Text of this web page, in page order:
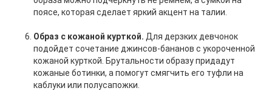
поясе, которая сделает яркий акцент на талии.
Образ с кожаной курткой. Для дерзких девчонок
подойдет сочетание джинсов-бананов с укороченной
кожаной курткой. Брутальности образу придадут
кожаные ботинки, а помогут смягчить его туфли на
каблуки или полусапожки.